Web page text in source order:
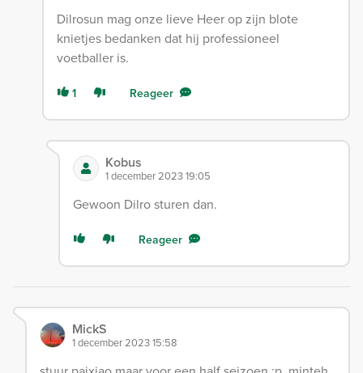
Dilrosun mag onze lieve Heer op zijn blote
knietjes bedanken dat hij professioneel
voetballer is.
1 Reageer
Kobus
1 december 2023 19:05
Gewoon Dilro sturen dan.
Reageer
MickS
1 december 2023 15:58